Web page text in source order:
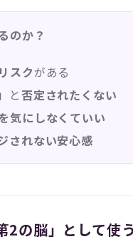
のか？
スクがある
と否定されたくない
気にしなくていい
されない安心感
2の脳」として使う